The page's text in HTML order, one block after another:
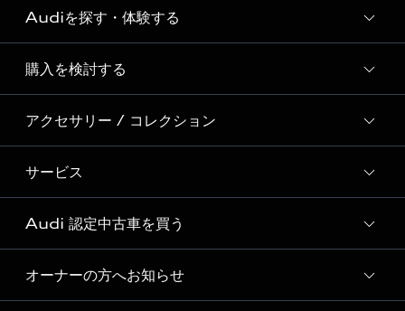
Audi ブランド
Story of Progress
Audi Sport
Formula 1®
デジタルサービス
Audiを探す・体験する
ディーラー検索
新車在庫検索
試乗車・展示車検索
見積り依頼
試乗予約
購入を検討する
モデル一覧
特別仕様モデル / 限定モデル
e-tronラインアップ
価格シミュレーション
車両比較
アクセサリー / コレクション
純正アクセサリー
オンラインショップ
Audi collection
アウディナビアプリ
サービス
サービス入庫予約
サービスプログラム
メンテナンス
Audi 認定中古車を買う
Audi認定中古車
オーナーの方へお知らせ